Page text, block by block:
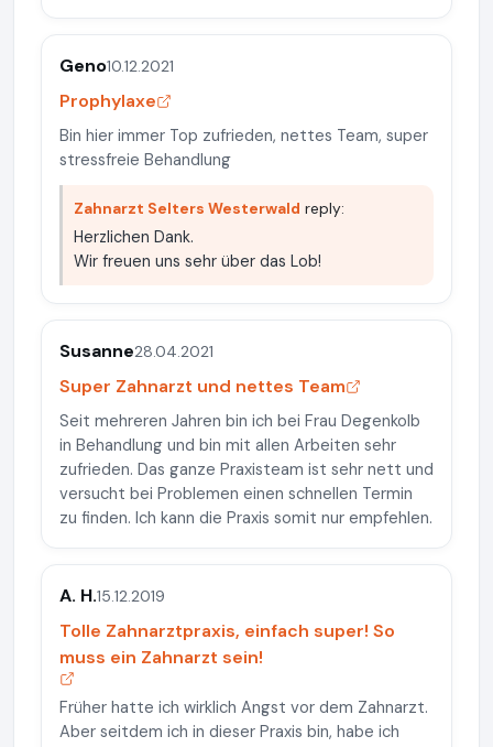
Geno10.12.2021
Prophylaxe
Bin hier immer Top zufrieden, nettes Team, super
stressfreie Behandlung
Zahnarzt Selters Westerwald reply:
Herzlichen Dank.
Wir freuen uns sehr über das Lob!
Susanne28.04.2021
Super Zahnarzt und nettes Team
Seit mehreren Jahren bin ich bei Frau Degenkolb
in Behandlung und bin mit allen Arbeiten sehr
zufrieden. Das ganze Praxisteam ist sehr nett und
versucht bei Problemen einen schnellen Termin
zu finden. Ich kann die Praxis somit nur empfehlen.
A. H.15.12.2019
Tolle Zahnarztpraxis, einfach super! So
muss ein Zahnarzt sein!
Früher hatte ich wirklich Angst vor dem Zahnarzt.
Aber seitdem ich in dieser Praxis bin, habe ich